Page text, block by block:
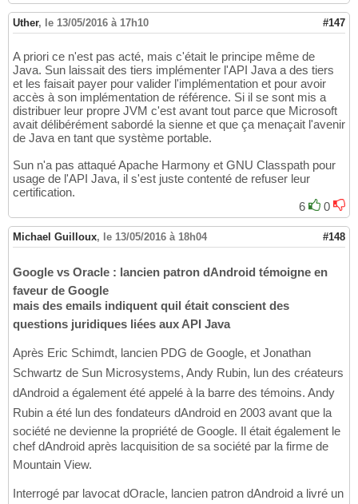
Uther, le 13/05/2016 à 17h10 #147
A priori ce n'est pas acté, mais c'était le principe même de
Java. Sun laissait des tiers implémenter l'API Java a des tiers
et les faisait payer pour valider l'implémentation et pour avoir
accès à son implémentation de référence. Si il se sont mis a
distribuer leur propre JVM c'est avant tout parce que Microsoft
avait délibérément sabordé la sienne et que ça menaçait l'avenir
de Java en tant que système portable.
Sun n'a pas attaqué Apache Harmony et GNU Classpath pour
usage de l'API Java, il s'est juste contenté de refuser leur
certification.
6
0
Michael Guilloux, le 13/05/2016 à 18h04 #148
Google vs Oracle : lancien patron dAndroid témoigne en
faveur de Google
mais des emails indiquent quil était conscient des
questions juridiques liées aux API Java
Après Eric Schimdt, lancien PDG de Google, et Jonathan
Schwartz de Sun Microsystems, Andy Rubin, lun des créateurs
dAndroid a également été appelé à la barre des témoins. Andy
Rubin a été lun des fondateurs dAndroid en 2003 avant que la
société ne devienne la propriété de Google. Il était également le
chef dAndroid après lacquisition de sa société par la firme de
Mountain View.
Interrogé par lavocat dOracle, lancien patron dAndroid a livré un